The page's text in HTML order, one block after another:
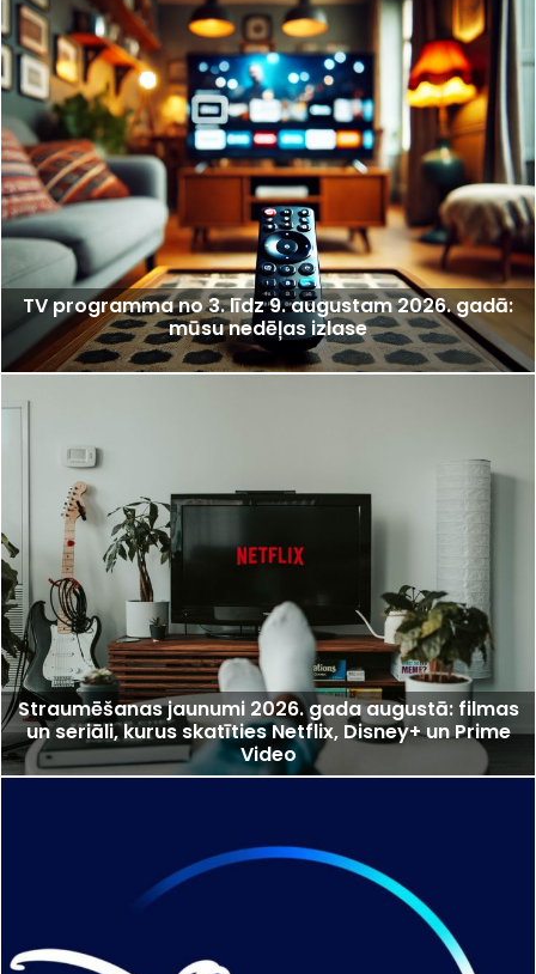
TV programma no 3. līdz 9. augustam 2026. gadā:
mūsu nedēļas izlase
Straumēšanas jaunumi 2026. gada augustā: filmas
un seriāli, kurus skatīties Netflix, Disney+ un Prime
Video